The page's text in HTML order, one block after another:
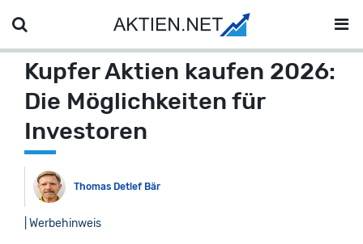
Kupfer Aktien kaufen 2026:
Die Möglichkeiten für
Investoren
Thomas Detlef Bär
| Werbehinweis